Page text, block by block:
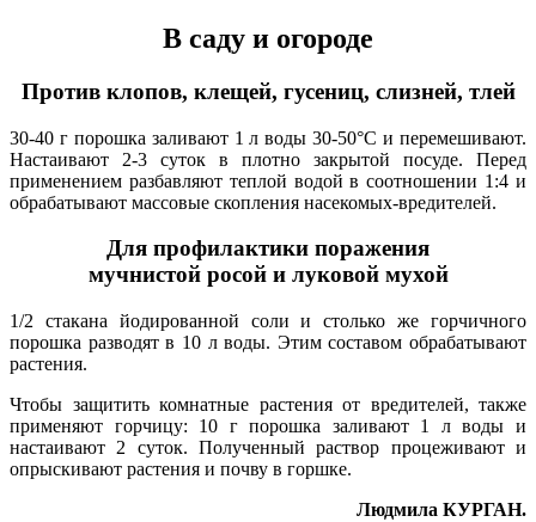
В саду и огороде
Против клопов, клещей, гусениц, слизней, тлей
30-40 г порошка заливают 1 л воды 30-50°С и перемешивают.
Настаивают 2-3 суток в плотно закрытой посуде. Перед
применением разбавляют теплой водой в соотношении 1:4 и
обрабатывают массовые скопления насекомых-вредителей.
Для профилактики поражения
мучнистой росой и луковой мухой
1/2 стакана йодированной соли и столько же горчичного
порошка разводят в 10 л воды. Этим составом обрабатывают
растения.
Чтобы защитить комнатные растения от вредителей, также
применяют горчицу: 10 г порошка заливают 1 л воды и
настаивают 2 суток. Полученный раствор процеживают и
опрыскивают растения и почву в горшке.
Людмила КУРГАН.